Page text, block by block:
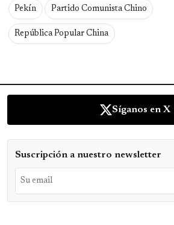
Pekín Partido Comunista Chino
República Popular China
Síganos en X
Suscripción a nuestro newsletter